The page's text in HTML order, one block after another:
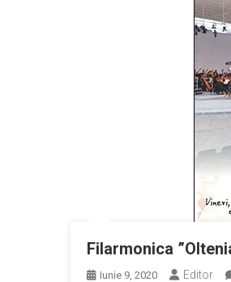
Filarmonica
Iunie 9, 2020 Editor